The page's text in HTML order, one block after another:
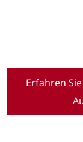
Erfahren